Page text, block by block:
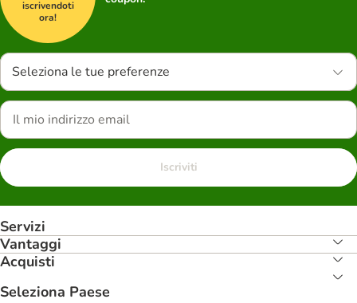
iscrivendoti
ora!
Seleziona le tue preferenze
Iscriviti
Servizi
Vantaggi
Acquisti
Seleziona Paese